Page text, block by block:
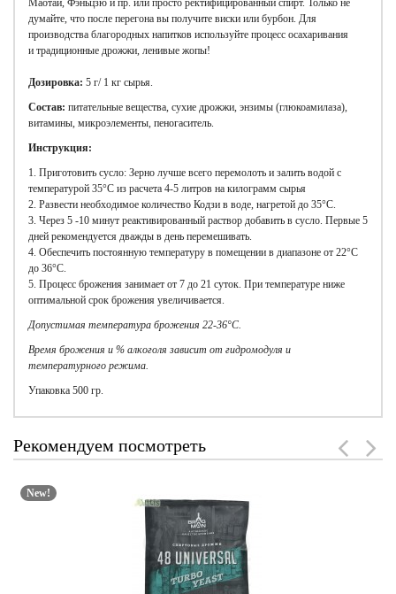
Маотай, Фэньцзю и пр. или просто ректифицированный спирт. Только не
думайте, что после перегона вы получите виски или бурбон. Для
производства благородных напитков используйте процесс осахаривания
и традиционные дрожжи, ленивые жопы!
Дозировка: 5 г/ 1 кг сырья.
Состав: питательные вещества, сухие дрожжи, энзимы (глюкоамилаза),
витамины, микроэлементы, пеногаситель.
Инструкция:
1. Приготовить сусло: Зерно лучше всего перемолоть и залить водой с
температурой 35°С из расчета 4-5 литров на килограмм сырья
2. Развести необходимое количество Кодзи в воде, нагретой до 35°C.
3. Через 5 -10 минут реактивированный раствор добавить в сусло. Первые 5
дней рекомендуется дважды в день перемешивать.
4. Обеспечить постоянную температуру в помещении в диапазоне от 22°C
до 36°C.
5. Процесс брожения занимает от 7 до 21 суток. При температуре ниже
оптимальной срок брожения увеличивается.
Допустимая температура брожения 22-36°С.
Время брожения и % алкоголя зависит от гидромодуля и
температурного режима.
Упаковка 500 гр.
Рекомендуем посмотреть
New!